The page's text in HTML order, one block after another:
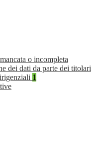
o incompleta
dei dati da parte dei titolari
1